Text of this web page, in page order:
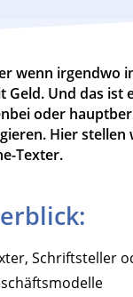
wenn irgendwo
Geld. Und das ist
oder
Hier stellen
Texter.
Schriftsteller